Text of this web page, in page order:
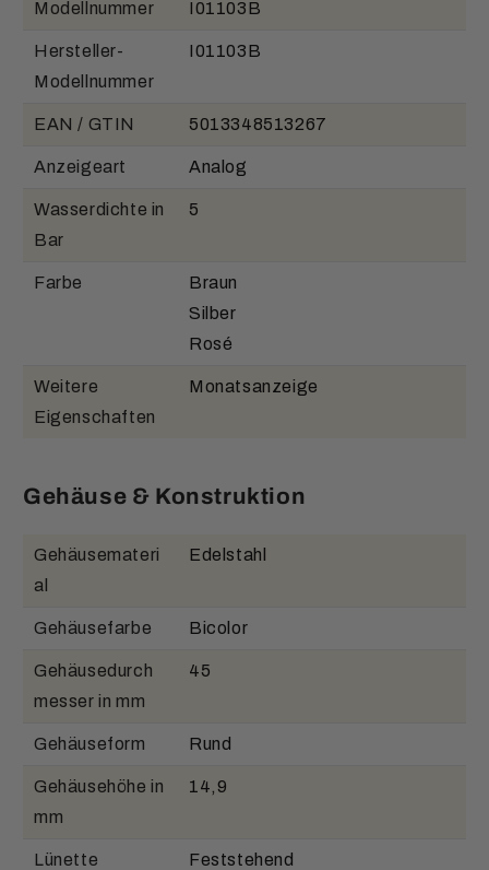
Modellnummer I01103B
Hersteller-
Modellnummer
I01103B
EAN / GTIN 5013348513267
Anzeigeart Analog
Wasserdichte in
Bar
5
Farbe
Braun
Silber
Rosé
Weitere
Eigenschaften
Monatsanzeige
Gehäuse & Konstruktion
Gehäusemateri
al
Edelstahl
Gehäusefarbe Bicolor
Gehäusedurch
messer in mm
45
Gehäuseform Rund
Gehäusehöhe in
mm
14,9
Lünette
Feststehend